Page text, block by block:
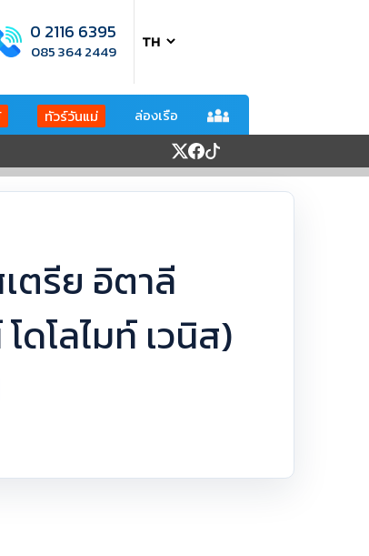
0 2116 6395
085 364 2449
ทัวร์วันแม่ ล่องเรือ
ตรีย อิตาลี
ดโลไมท์ เวนิส)